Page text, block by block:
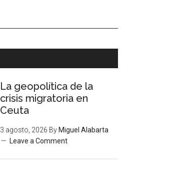
La geopolítica de la
crisis migratoria en
Ceuta
3 agosto, 2026 By Miguel Alabarta
Leave a Comment